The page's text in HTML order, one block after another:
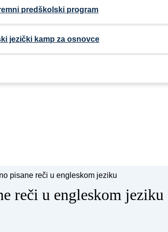
predškolski program
jezički kamp za osnovce
pisane reči u engleskom jeziku
reči u engleskom jeziku